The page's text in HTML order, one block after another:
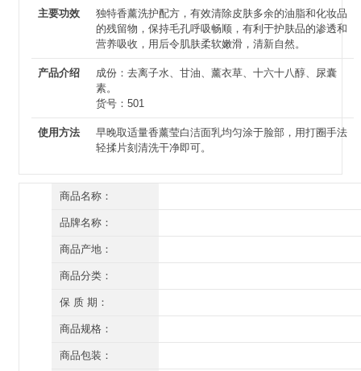
主要功效
独特香薰洗护配方，有效清除皮肤多余的油脂和化妆品
的残留物，保持毛孔呼吸畅顺，有利于护肤品的渗透和
营养吸收，用后令肌肤柔软嫩滑，清新自然。
产品介绍
成份：去离子水、甘油、薰衣草、十六十八醇、尿囊
素。
货号：501
使用方法
早晚取适量香薰莹白洁面乳均匀涂于脸部，用打圈手法
轻揉片刻清洗干净即可。
商品名称：
草本养颜 橙维C净肤洁面乳(香薰莹白洁面乳)120g
品牌名称：
草本养颜
商品产地：
深圳
商品分类：
洁面
保 质 期：
三年（开封后一年）
商品规格：
120g
商品包装：